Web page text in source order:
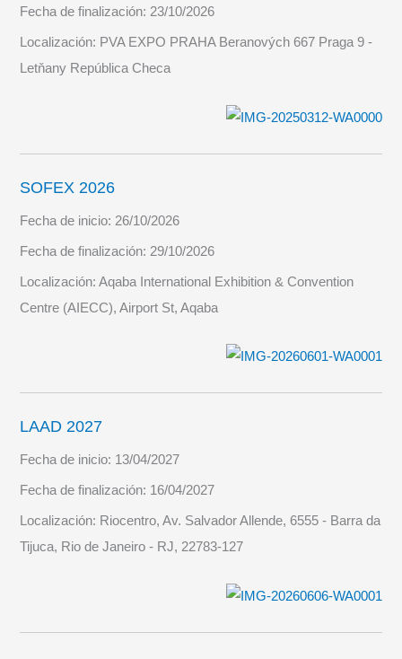
Fecha de finalización: 23/10/2026
Localización: PVA EXPO PRAHA Beranových 667 Praga 9 -
Letňany República Checa
SOFEX 2026
Fecha de inicio: 26/10/2026
Fecha de finalización: 29/10/2026
Localización:Aqaba International Exhibition & Convention
Centre (AIECC), Airport St, Aqaba
LAAD 2027
Fecha de inicio: 13/04/2027
Fecha de finalización: 16/04/2027
Localización: Riocentro, Av. Salvador Allende, 6555 - Barra da
Tijuca, Rio de Janeiro - RJ, 22783-127